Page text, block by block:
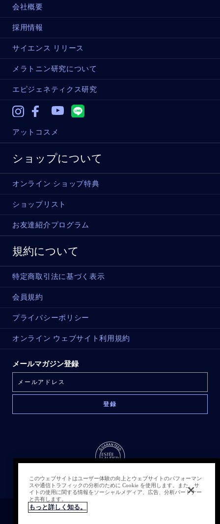
会社概要
採用情報
サイエンス リリース
メラトニン研究について
エピジェネティクス研究
InstagramFacebook
アットコスメ
ショップについて
オンライン ショップ特典
ショップリスト
お友達紹介プログラム
規約について
特定商取引法に基づく表示
会員規約
プライバシーポリシー
オンライン ウェブサイト利用規約
メールマガジン登録
このウェブサイトはユーザー体験の向上とウェブサイトのパフォーマン
スや通信トラフィックの分析のために Cookie を使用します。また、サ
イトの使用に関する情報をソーシャルメディア、広告、分析パートナー
と共有します。
もっと詳しく知る。